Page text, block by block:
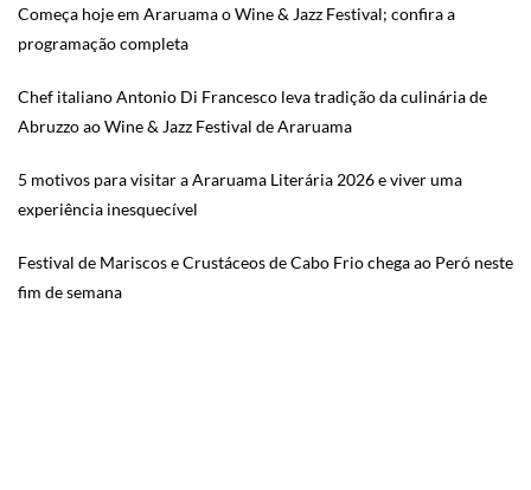
Começa hoje em Araruama o Wine & Jazz Festival; confira a
programação completa
Chef italiano Antonio Di Francesco leva tradição da culinária de
Abruzzo ao Wine & Jazz Festival de Araruama
5 motivos para visitar a Araruama Literária 2026 e viver uma
experiência inesquecível
Festival de Mariscos e Crustáceos de Cabo Frio chega ao Peró neste
fim de semana